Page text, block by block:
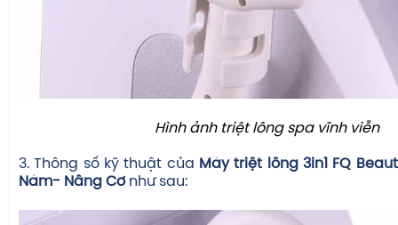
Hình ảnh triệt lông spa vĩnh viễn
3. Thông số kỹ thuật của Máy triệt lông 3in1 FQ
Nám- Nâng Cơnhư sau: